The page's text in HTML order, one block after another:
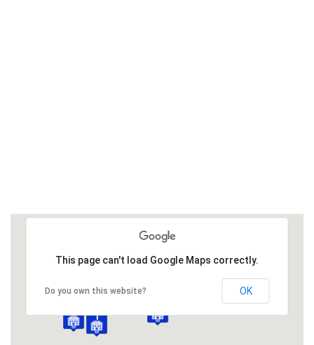
This page can't load Google Maps correctly.
Do you own this website? OK